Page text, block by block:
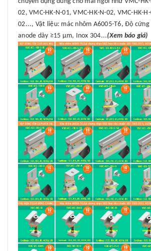
02, VMC-HK-N-01, VMC-HK-N-02, VMC-HK-
02..., Vật liệu: mác nhôm A6005-T6, Độ cứng
anode dày ≥15 μm, Inox 304...(Xem báo giá)